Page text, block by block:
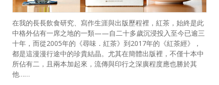
在我的長長飲食研究、寫作生涯與出版歷程裡，紅茶，始終是此
中格外佔有一席之地的一類——自二十多歲沉浸投入至今已逾三
十年，而從2005年的《尋味．紅茶》到2017年的《紅茶經》，
都是這漫漫行途中的珍貴結晶。尤其在簡體出版裡，不僅十本中
所佔有二，且兩本加起來，流傳與印行之深廣程度應也勝於其
他……